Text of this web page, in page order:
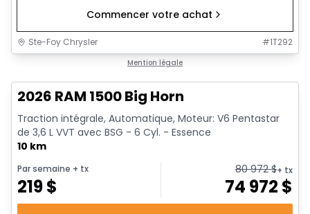
Commencer votre achat
Ste-Foy Chrysler #1T292
Mention légale
2026 RAM 1500 Big Horn
Traction intégrale, Automatique, Moteur: V6 Pentastar
de 3,6 L VVT avec BSG - 6 Cyl. - Essence
10 km
Par semaine + tx
219$
80 972$+ tx
74 972 $